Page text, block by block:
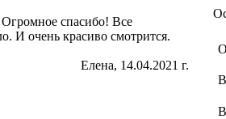
спасибо! Все
И очень красиво смотрится.
Елена, 14.04.2021 г.